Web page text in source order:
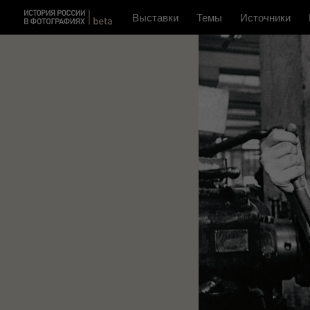
Выставки Темы Источники